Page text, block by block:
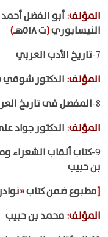
المؤلف:أبو الفضل
النيسابوري(ت ٥١٨هـ
)
7- تاريخ الأدب العربي
المؤلف: الدكتور
8- المفصل فى تاريخ
المؤلف:الدكتور جواد
9- كتاب ألقاب الشعراء
بن حبيب
[مطبوع ضمن كتاب«
المؤلف: محمد بن حبيب